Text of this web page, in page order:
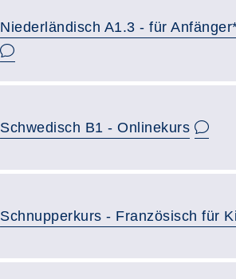
Niederländisch A1.3 - für
Schwedisch B1 - Onlinekurs
Schnupperkurs - Französisch für